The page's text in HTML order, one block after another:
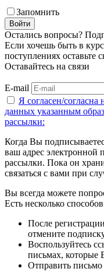
Запомнить
Войти
Остались вопросы?
Если хочешь быть в
поступлениях оставьте
Оставайтесь на связи
E-mail
Я согласен/согласна
данных указанным
рассылки:
Когда Вы
ваш адрес электронной
рассылки. Пока он
связаться с вами при
Вы всегда можете
Есть несколько
После
отмените
Воспользуйтесь
письмах, которые
Отправить